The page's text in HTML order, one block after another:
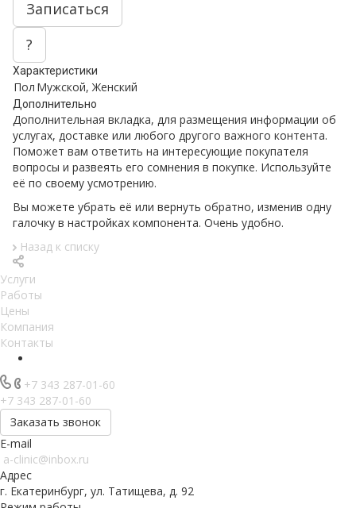
Записаться
?
Характеристики
Пол Мужской, Женский
Дополнительно
Дополнительная вкладка, для размещения информации об
услугах, доставке или любого другого важного контента.
Поможет вам ответить на интересующие покупателя
вопросы и развеять его сомнения в покупке. Используйте
её по своему усмотрению.
Вы можете убрать её или вернуть обратно, изменив одну
галочку в настройках компонента. Очень удобно.
Назад к списку
Услуги
Работы
Цены
Компания
Контакты
+7 343 287-01-60
+7 343 287-01-60
Заказать звонок
E-mail
a-clinic@inbox.ru
Адрес
г. Екатеринбург, ул. Татищева, д. 92